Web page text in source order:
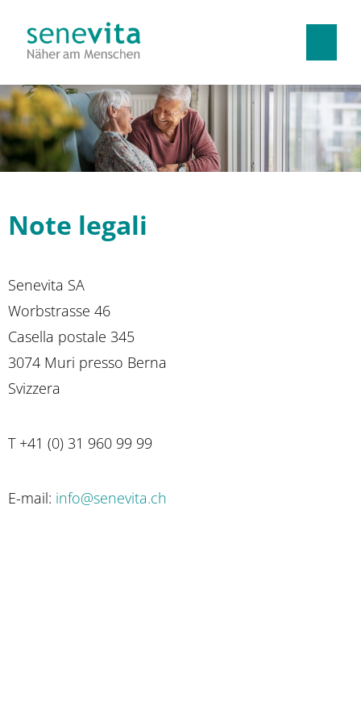
Tedesco Francese Italiano
Lavorare con noi
Apprendistati
Note legali
Senevita SA
Worbstrasse 46
Casella postale 345
3074 Muri presso Berna
Svizzera
T +41 (0) 31 960 99 99
E-mail: info@senevita.ch